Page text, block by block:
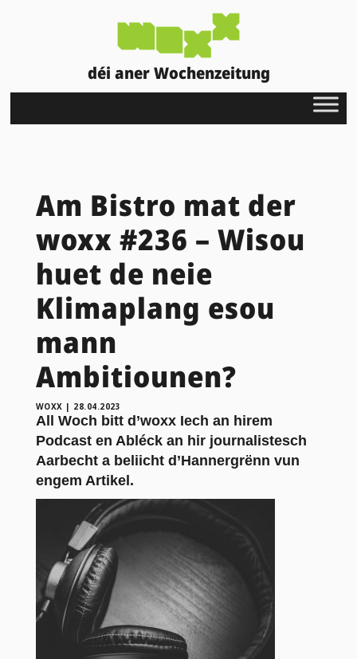
déi aner Wochenzeitung
Am Bistro mat der
woxx #236 – Wisou
huet de neie
Klimaplang esou
mann
Ambitiounen?
WOXX | 28.04.2023
All Woch bitt d’woxx Iech an hirem
Podcast en Abléck an hir journalistesch
Aarbecht a beliicht d’Hannergrënn vun
engem Artikel.